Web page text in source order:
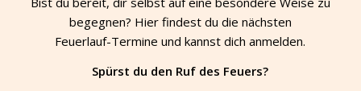
begegnen? Hier findest du die nächsten
Feuerlauf-Termine und kannst dich anmelden.
Spürst du den Ruf des Feuers?